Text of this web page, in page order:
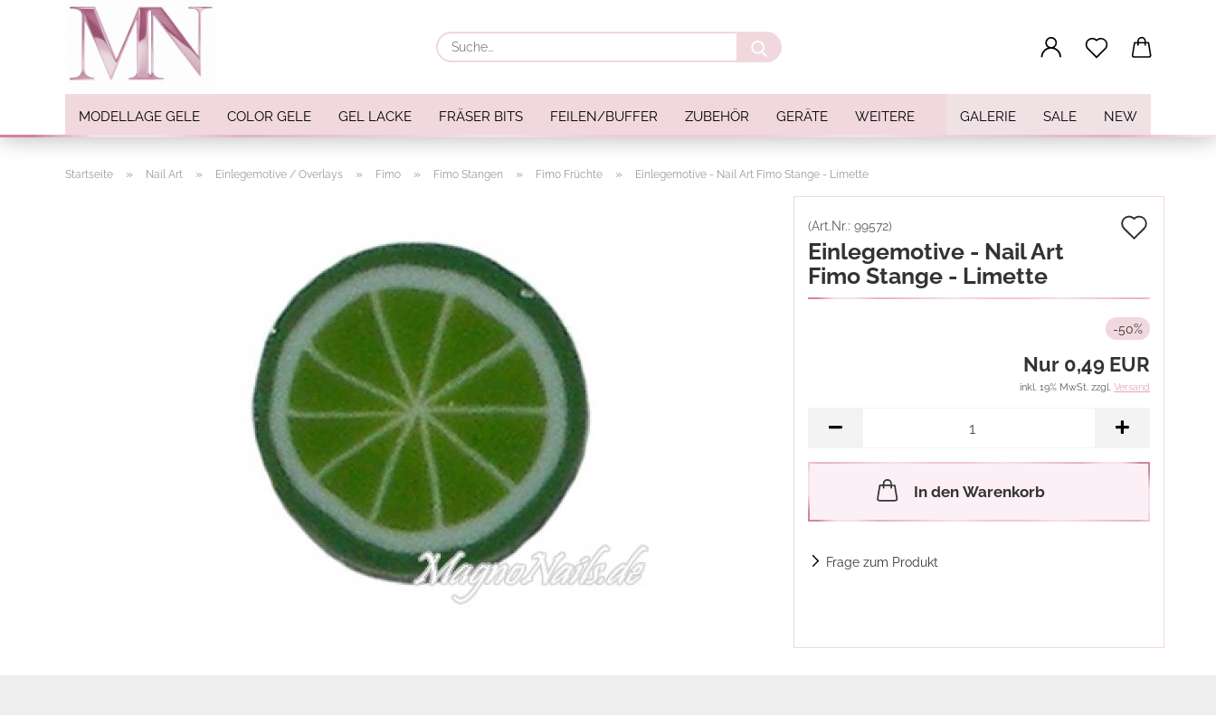
Suche...
MODELLAGE GELE COLOR GELE GEL LACKE FRÄSER BITS FEILEN/BUFFER ZUBEHÖR GERÄTE GALERIE SALE NEW
WEITERE
Nail Art Folien
Nail Stamping
Glitter
INK Colors
Nail Art Sets
Airbrush
3D Nail Formen
Feine Acrylfarbe / Aquarell
Nail Piercing
Startseite » Nail Art » Einlegemotive / Overlays » Fimo » Fimo Stangen » Fimo Früchte » Einlegemotive - Nail Art Fimo Stange - Limette
(Art.Nr.: 99572)
Einlegemotive - Nail Art
Fimo Stange - Limette
-50%
Nur 0,49 EUR
inkl. 19% MwSt. zzgl. Versand
In den Warenkorb
Frage zum Produkt